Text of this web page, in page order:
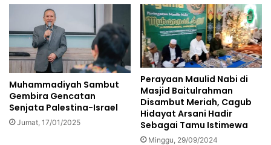
Muhammadiyah Sambut
Gembira Gencatan
Senjata Palestina-Israel
Jumat, 17/01/2025
Perayaan Maulid Nabi di
Masjid Baitulrahman
Disambut Meriah, Cagub
Hidayat Arsani Hadir
Sebagai Tamu Istimewa
Minggu, 29/09/2024